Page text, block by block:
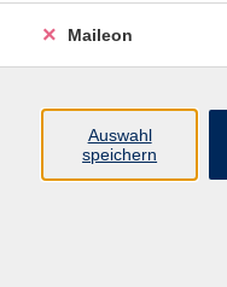
Maileon
Auswahl
speichern